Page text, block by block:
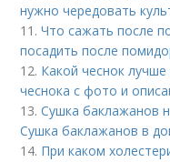
нужно чередовать
11.Что сажать после
посадить после
12. Какой чеснок
чеснока с фото и
13.Сушка баклажанов
Сушка баклажанов в
14. При каком